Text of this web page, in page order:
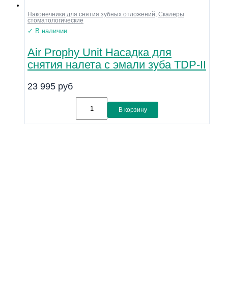
Наконечники для снятия зубных отложений Скалеры
стоматологические
✓ В наличии
Air Prophy Unit Насадка для
снятия налета с эмали зуба TDP-II
23 995 руб
В корзину